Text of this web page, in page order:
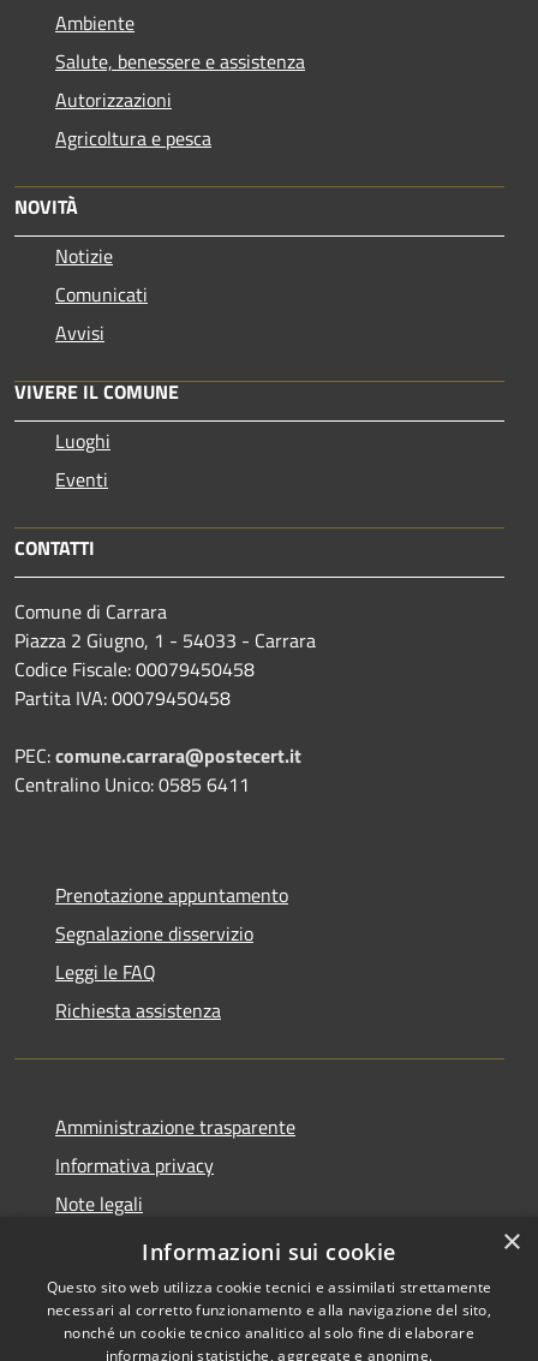
Ambiente
Salute, benessere e assistenza
Autorizzazioni
Agricoltura e pesca
NOVITÀ
Notizie
Comunicati
Avvisi
VIVERE IL COMUNE
Luoghi
Eventi
CONTATTI
Comune di Carrara
Piazza 2 Giugno, 1 - 54033 - Carrara
Codice Fiscale: 00079450458
Partita IVA: 00079450458
PEC:comune.carrara@postecert.it
Centralino Unico: 0585 6411
Prenotazione appuntamento
Segnalazione disservizio
Leggi le FAQ
Richiesta assistenza
Amministrazione trasparente
Informativa privacy
Note legali
Dichiarazione di accessibilità
×
Informazioni sui cookie
Questo sito web utilizza cookie tecnici e assimilati strettamente
necessari al corretto funzionamento e alla navigazione del sito,
nonché un cookie tecnico analitico al solo fine di elaborare
informazioni statistiche, aggregate e anonime.